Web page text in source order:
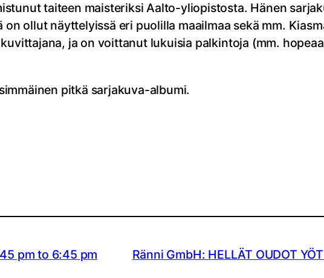
taiteen maisteriksi Aalto-yliopistosta. Hänen
ollut näyttelyissä eri puolilla maailmaa sekä mm.
ja on voittanut lukuisia palkintoja (mm.
pitkä sarjakuva-albumi.
pm to 6:45 pm Ränni GmbH: HELLÄT OUDOT